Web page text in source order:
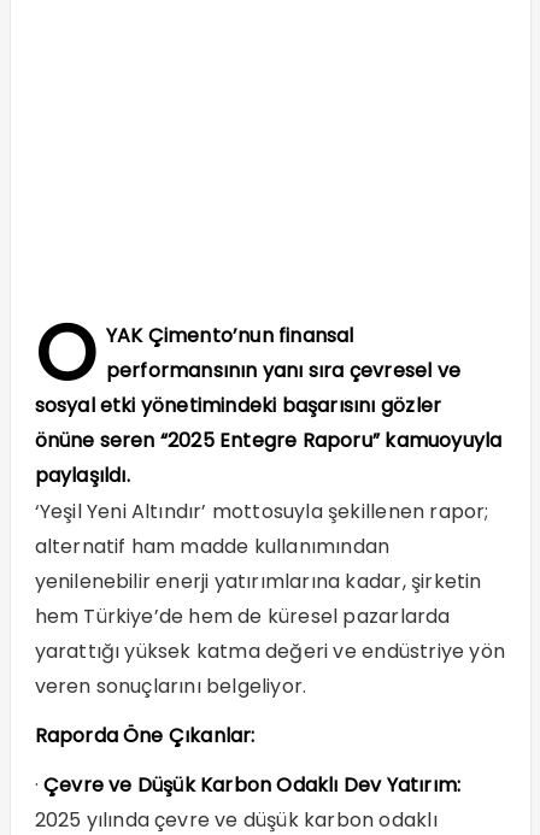
O YAK Çimento’nun finansal
performansının yanı sıra çevresel ve
sosyal etki yönetimindeki başarısını gözler
önüne seren “2025 Entegre Raporu” kamuoyuyla
paylaşıldı.
‘Yeşil Yeni Altındır’ mottosuyla şekillenen rapor;
alternatif ham madde kullanımından
yenilenebilir enerji yatırımlarına kadar, şirketin
hem Türkiye’de hem de küresel pazarlarda
yarattığı yüksek katma değeri ve endüstriye yön
veren sonuçlarını belgeliyor.
Raporda Öne Çıkanlar:
· Çevre ve Düşük Karbon Odaklı Dev Yatırım:
2025 yılında çevre ve düşük karbon odaklı